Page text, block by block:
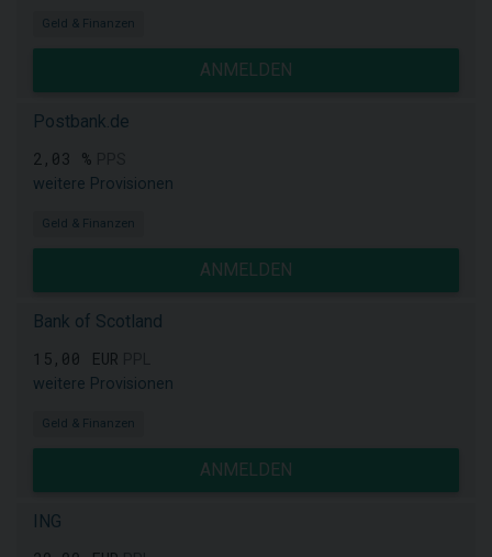
Geld & Finanzen
ANMELDEN
Postbank.de
2,03 %
weitere Provisionen
Geld & Finanzen
ANMELDEN
Bank of Scotland
15,00 EUR
weitere Provisionen
Geld & Finanzen
ANMELDEN
ING